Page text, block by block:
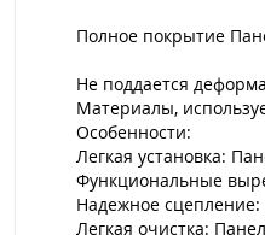
Полное покрытие
Не поддается
Материалы,
Особенности:
Легкая установка:
Функциональные
Надежное сцепление:
Легкая очистка: